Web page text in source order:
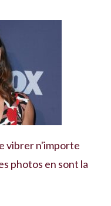
vibrer n'importe
photos en sont la